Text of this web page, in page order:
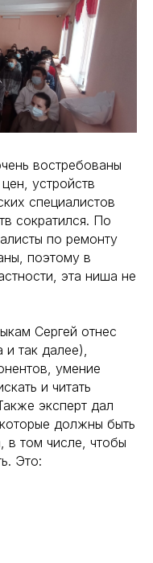
востребованы
устройств
специалистов
сократился. По
по ремонту
поэтому в
эта ниша не
Сергей отнес
так далее),
умение
и читать
эксперт дал
должны быть
в том числе, чтобы
Это: